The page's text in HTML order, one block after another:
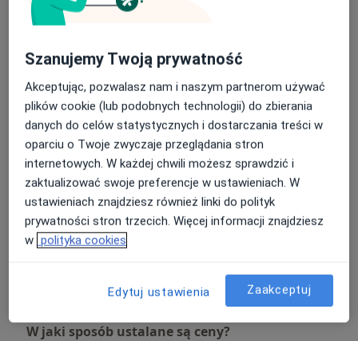
pacjentem stosuję wyłącznie spersonalizowane
podejście, łącząc doradztwo oparte na rzetelnych
naukowych ze skuteczną edukacją.
300 zł Szczegóły
Konsultacja dietetyczna (kolejna wizyta)
230 zł Szczegóły
Konsultacja dietetyczna online
230 zł - 300 zł Szczegóły
Konsultacja dietetyczna online z jadłospisem
300 zł Szczegóły
W jaki sposób ustalane są ceny?
Szanujemy Twoją prywatność
Akceptując, pozwalasz nam i naszym partnerom używać
plików cookie (lub podobnych technologii) do zbierania
danych do celów statystycznych i dostarczania treści w
oparciu o Twoje zwyczaje przeglądania stron
internetowych. W każdej chwili możesz sprawdzić i
zaktualizować swoje preferencje w ustawieniach. W
ustawieniach znajdziesz również linki do polityk
prywatności stron trzecich. Więcej informacji znajdziesz
w polityka cookies
Edytuj ustawienia Zaakceptuj